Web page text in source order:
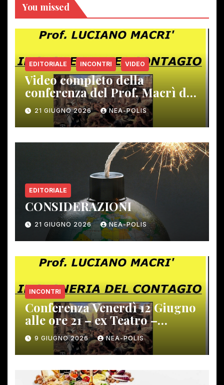
You missed
EDITORIALE INCONTRI VIDEO
Video completo della
conferenza del Prof. Macrì del
12 giugno scorso
21 GIUGNO 2026 NEA-POLIS
EDITORIALE
CONSIDERAZIONI
21 GIUGNO 2026 NEA-POLIS
INCONTRI
Conferenza Venerdì 12 Giugno
alle ore 21 – ex Teatro –
Gambassi Terme –
9 GIUGNO 2026 NEA-POLIS